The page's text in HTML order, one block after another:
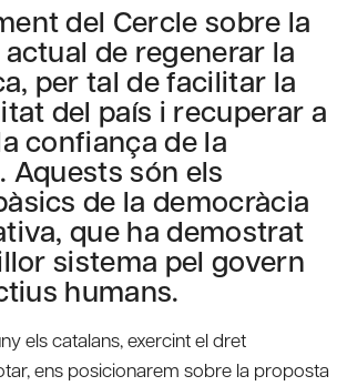
del Cercle sobre la
de regenerar la
per tal de facilitar la
del país i recuperar a
confiança de la
Aquests són els
de la democràcia
que ha demostrat
sistema pel govern
humans.
els catalans, exercint el dret
ens posicionarem sobre la proposta